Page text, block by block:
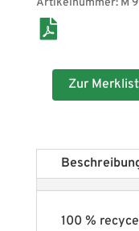
Artikelnummer: M
Zur
100 %